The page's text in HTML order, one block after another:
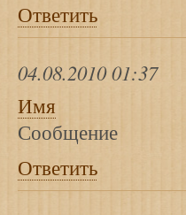
Ответить
04.08.2010 01:37
Имя
Сообщение
Ответить